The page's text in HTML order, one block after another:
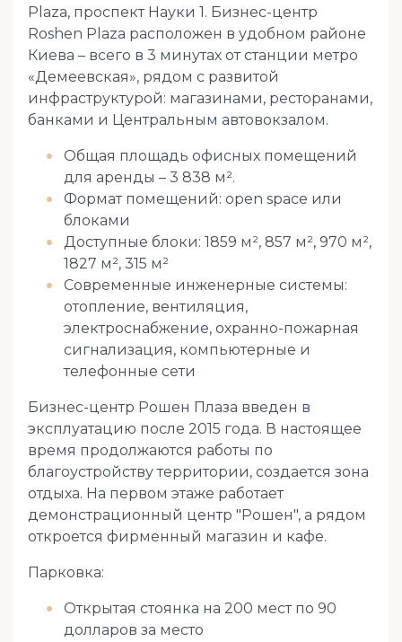
Plaza, проспект Науки 1. Бизнес-центр
Roshen Plaza расположен в удобном районе
Киева – всего в 3 минутах от станции метро
«Демеевская», рядом с развитой
инфраструктурой: магазинами, ресторанами,
банками и Центральным автовокзалом.
Общая площадь офисных помещений
для аренды – 3 838 м².
Формат помещений: open space или
блоками
Доступные блоки: 1859 м², 857 м², 970 м²,
1827 м², 315 м²
Современные инженерные системы:
отопление, вентиляция,
электроснабжение, охранно-пожарная
сигнализация, компьютерные и
телефонные сети
Бизнес-центр Рошен Плаза введен в
эксплуатацию после 2015 года. В настоящее
время продолжаются работы по
благоустройству территории, создается зона
отдыха. На первом этаже работает
демонстрационный центр "Рошен", а рядом
откроется фирменный магазин и кафе.
Парковка:
Открытая стоянка на 200 мест по 90
долларов за место